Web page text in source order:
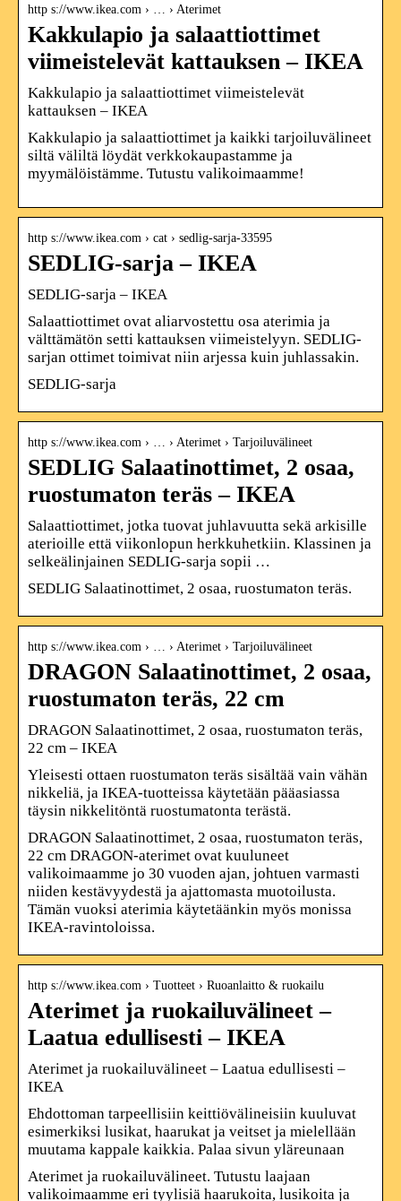
http s://www.ikea.com › … › Aterimet
Kakkulapio ja salaattiottimet
viimeistelevät kattauksen – IKEA
Kakkulapio ja salaattiottimet viimeistelevät
kattauksen – IKEA
Kakkulapio ja salaattiottimet ja kaikki tarjoiluvälineet
siltä väliltä löydät verkkokaupastamme ja
myymälöistämme. Tutustu valikoimaamme!
http s://www.ikea.com › cat › sedlig-sarja-33595
SEDLIG-sarja – IKEA
SEDLIG-sarja – IKEA
Salaattiottimet ovat aliarvostettu osa aterimia ja
välttämätön setti kattauksen viimeistelyyn. SEDLIG-
sarjan ottimet toimivat niin arjessa kuin juhlassakin.
SEDLIG-sarja
http s://www.ikea.com › … › Aterimet › Tarjoiluvälineet
SEDLIG Salaatinottimet, 2 osaa,
ruostumaton teräs – IKEA
Salaattiottimet, jotka tuovat juhlavuutta sekä arkisille
aterioille että viikonlopun herkkuhetkiin. Klassinen ja
selkeälinjainen SEDLIG-sarja sopii …
SEDLIG Salaatinottimet, 2 osaa, ruostumaton teräs.
http s://www.ikea.com › … › Aterimet › Tarjoiluvälineet
DRAGON Salaatinottimet, 2 osaa,
ruostumaton teräs, 22 cm
DRAGON Salaatinottimet, 2 osaa, ruostumaton teräs,
22 cm – IKEA
Yleisesti ottaen ruostumaton teräs sisältää vain vähän
nikkeliä, ja IKEA-tuotteissa käytetään pääasiassa
täysin nikkelitöntä ruostumatonta terästä.
DRAGON Salaatinottimet, 2 osaa, ruostumaton teräs,
22 cm DRAGON-aterimet ovat kuuluneet
valikoimaamme jo 30 vuoden ajan, johtuen varmasti
niiden kestävyydestä ja ajattomasta muotoilusta.
Tämän vuoksi aterimia käytetäänkin myös monissa
IKEA-ravintoloissa.
http s://www.ikea.com › Tuotteet › Ruoanlaitto & ruokailu
Aterimet ja ruokailuvälineet –
Laatua edullisesti – IKEA
Aterimet ja ruokailuvälineet – Laatua edullisesti –
IKEA
Ehdottoman tarpeellisiin keittiövälineisiin kuuluvat
esimerkiksi lusikat, haarukat ja veitset ja mielellään
muutama kappale kaikkia. Palaa sivun yläreunaan
Aterimet ja ruokailuvälineet. Tutustu laajaan
valikoimaamme eri tyylisiä haarukoita, lusikoita ja